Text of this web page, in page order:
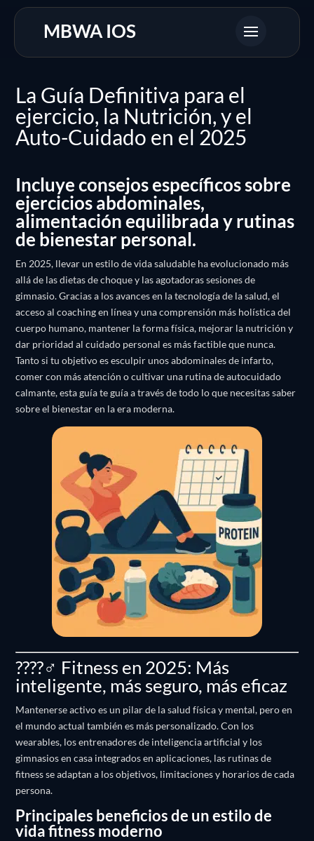
MBWA IOS
La Guía Definitiva para el
ejercicio, la Nutrición, y el
Auto-Cuidado en el 2025
Incluye consejos específicos sobre
ejercicios abdominales,
alimentación equilibrada y rutinas
de bienestar personal.
En 2025, llevar un estilo de vida saludable ha evolucionado más
allá de las dietas de choque y las agotadoras sesiones de
gimnasio. Gracias a los avances en la tecnología de la salud, el
acceso al coaching en línea y una comprensión más holística del
cuerpo humano, mantener la forma física, mejorar la nutrición y
dar prioridad al cuidado personal es más factible que nunca.
Tanto si tu objetivo es esculpir unos abdominales de infarto,
comer con más atención o cultivar una rutina de autocuidado
calmante, esta guía te guía a través de todo lo que necesitas saber
sobre el bienestar en la era moderna.
????️‍♂️ Fitness en 2025: Más
inteligente, más seguro, más eficaz
Mantenerse activo es un pilar de la salud física y mental, pero en
el mundo actual también es más personalizado. Con los
wearables, los entrenadores de inteligencia artificial y los
gimnasios en casa integrados en aplicaciones, las rutinas de
fitness se adaptan a los objetivos, limitaciones y horarios de cada
persona.
Principales beneficios de un estilo de
vida fitness moderno